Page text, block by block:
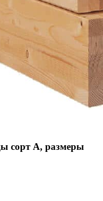
сорт А, размеры